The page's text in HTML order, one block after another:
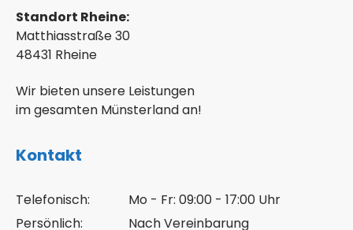
Standort Rheine:
Matthiasstraße 30
48431 Rheine
Wir bieten unsere Leistungen
im gesamten Münsterland an!
Kontakt
Telefonisch:
Persönlich:
Mo - Fr: 09:00 - 17:00 Uhr
Nach Vereinbarung